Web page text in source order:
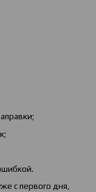
с первого дня,